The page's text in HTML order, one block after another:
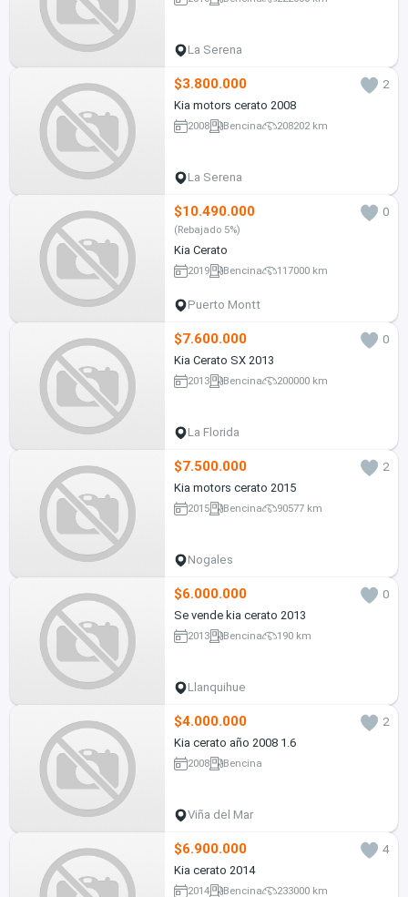
La Serena
$3.800.000
2
Kia motors cerato 2008
2008 Bencina 208202 km
La Serena
$10.490.000 0
(Rebajado 5%)
Kia Cerato
2019 Bencina 117000 km
Puerto Montt
$7.600.000
0
Kia Cerato SX 2013
2013 Bencina 200000 km
La Florida
$7.500.000
2
Kia motors cerato 2015
2015 Bencina 90577 km
Nogales
$6.000.000
0
Se vende kia cerato 2013
2013 Bencina 190 km
Llanquihue
$4.000.000
2
Kia cerato año 2008 1.6
2008 Bencina
Viña del Mar
$6.900.000
4
Kia cerato 2014
2014 Bencina 233000 km